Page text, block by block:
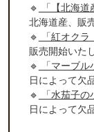
🔹
「【北海道
北海道産、販
🔹
「紅オクラ
販売開始いた
🔹
「マーブル
日によって欠
🔹
「水茄子の
日によって欠